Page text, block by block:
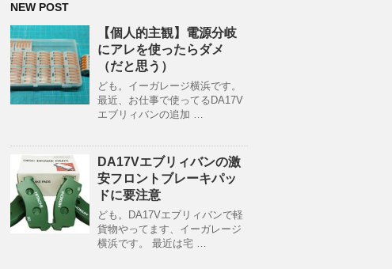
NEW POST
【個人的主観】電源分岐
にアレを使ったらダメ
（だと思う）
ども。イーガレージ横浜です。
最近、お仕事で使ってるDA17V
エブリィバンの追加 …
DA17Vエブリィバンの激
安フロントブレーキパッ
ドに要注意
ども。DA17Vエブリィバンで軽
貨物やってます、イーガレージ
横浜です。 最近は宅 …